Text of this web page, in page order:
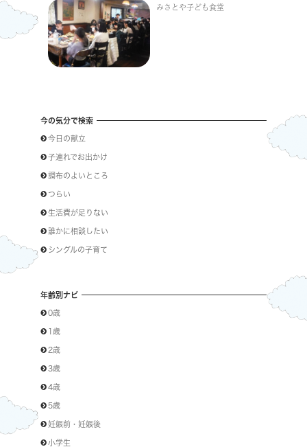
みさとや子ども食堂
今の気分で検索
今日の献立
子連れでお出かけ
調布のよいところ
つらい
生活費が足りない
誰かに相談したい
シングルの子育て
年齢別ナビ
0歳
1歳
2歳
3歳
4歳
5歳
妊娠前・妊娠後
小学生